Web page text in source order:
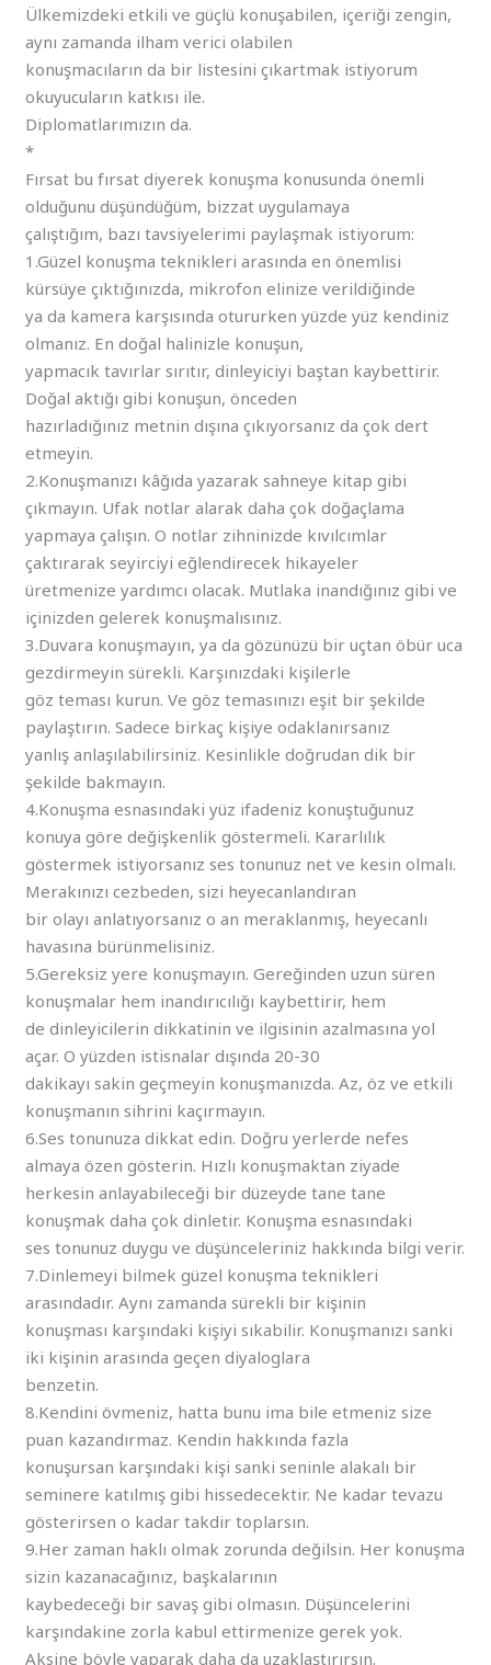
Ülkemizdeki etkili ve güçlü konuşabilen, içeriği zengin,
aynı zamanda ilham verici olabilen
konuşmacıların da bir listesini çıkartmak istiyorum
okuyucuların katkısı ile.
Diplomatlarımızın da.
*
Fırsat bu fırsat diyerek konuşma konusunda önemli
olduğunu düşündüğüm, bizzat uygulamaya
çalıştığım, bazı tavsiyelerimi paylaşmak istiyorum:
1.Güzel konuşma teknikleri arasında en önemlisi
kürsüye çıktığınızda, mikrofon elinize verildiğinde
ya da kamera karşısında otururken yüzde yüz kendiniz
olmanız. En doğal halinizle konuşun,
yapmacık tavırlar sırıtır, dinleyiciyi baştan kaybettirir.
Doğal aktığı gibi konuşun, önceden
hazırladığınız metnin dışına çıkıyorsanız da çok dert
etmeyin.
2.Konuşmanızı kâğıda yazarak sahneye kitap gibi
çıkmayın. Ufak notlar alarak daha çok doğaçlama
yapmaya çalışın. O notlar zihninizde kıvılcımlar
çaktırarak seyirciyi eğlendirecek hikayeler
üretmenize yardımcı olacak. Mutlaka inandığınız gibi ve
içinizden gelerek konuşmalısınız.
3.Duvara konuşmayın, ya da gözünüzü bir uçtan öbür uca
gezdirmeyin sürekli. Karşınızdaki kişilerle
göz teması kurun. Ve göz temasınızı eşit bir şekilde
paylaştırın. Sadece birkaç kişiye odaklanırsanız
yanlış anlaşılabilirsiniz. Kesinlikle doğrudan dik bir
şekilde bakmayın.
4.Konuşma esnasındaki yüz ifadeniz konuştuğunuz
konuya göre değişkenlik göstermeli. Kararlılık
göstermek istiyorsanız ses tonunuz net ve kesin olmalı.
Merakınızı cezbeden, sizi heyecanlandıran
bir olayı anlatıyorsanız o an meraklanmış, heyecanlı
havasına bürünmelisiniz.
5.Gereksiz yere konuşmayın. Gereğinden uzun süren
konuşmalar hem inandırıcılığı kaybettirir, hem
de dinleyicilerin dikkatinin ve ilgisinin azalmasına yol
açar. O yüzden istisnalar dışında 20-30
dakikayı sakin geçmeyin konuşmanızda. Az, öz ve etkili
konuşmanın sihrini kaçırmayın.
6.Ses tonunuza dikkat edin. Doğru yerlerde nefes
almaya özen gösterin. Hızlı konuşmaktan ziyade
herkesin anlayabileceği bir düzeyde tane tane
konuşmak daha çok dinletir. Konuşma esnasındaki
ses tonunuz duygu ve düşünceleriniz hakkında bilgi verir.
7.Dinlemeyi bilmek güzel konuşma teknikleri
arasındadır. Aynı zamanda sürekli bir kişinin
konuşması karşındaki kişiyi sıkabilir. Konuşmanızı sanki
iki kişinin arasında geçen diyaloglara
benzetin.
8.Kendini övmeniz, hatta bunu ima bile etmeniz size
puan kazandırmaz. Kendin hakkında fazla
konuşursan karşındaki kişi sanki seninle alakalı bir
seminere katılmış gibi hissedecektir. Ne kadar tevazu
gösterirsen o kadar takdir toplarsın.
9.Her zaman haklı olmak zorunda değilsin. Her konuşma
sizin kazanacağınız, başkalarının
kaybedeceği bir savaş gibi olmasın. Düşüncelerini
karşındakine zorla kabul ettirmenize gerek yok.
Aksine böyle yaparak daha da uzaklaştırırsın.